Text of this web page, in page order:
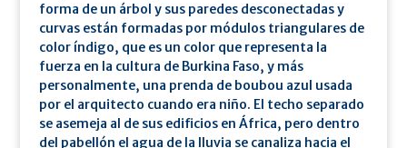
forma de un árbol y sus paredes desconectadas y
curvas están formadas por módulos triangulares de
color índigo, que es un color que representa la
fuerza en la cultura de Burkina Faso, y más
personalmente, una prenda de boubou azul usada
por el arquitecto cuando era niño. El techo separado
se asemeja al de sus edificios en África, pero dentro
del pabellón el agua de la lluvia se canaliza hacia el